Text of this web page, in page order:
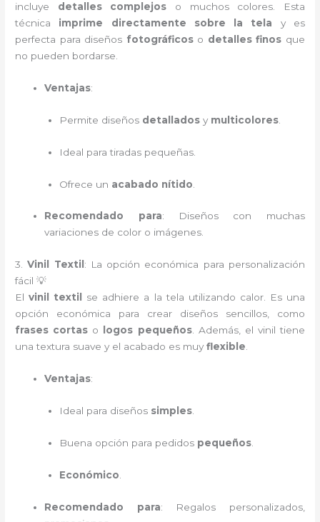
incluye detalles complejos o muchos colores. Esta
técnica imprime directamente sobre la tela y es
perfecta para diseños fotográficoso detalles finos que
no pueden bordarse.
Ventajas:
Permite diseños detalladosy multicolores.
Ideal para tiradas pequeñas.
Ofrece un acabado nítido
Recomendado para: Diseños con muchas
variaciones de color o imágenes.
3.Vinil Textil : La opción económica para personalización
fácil 💡
Elvinil textil
se adhiere a la tela utilizando calor. Es una
opción económica para crear diseños sencillos, como
frases cortas o logos pequeños. Además, el vinil tiene
una textura suave y el acabado es muyflexible.
Ventajas:
Ideal para diseños simples.
Buena opción para pedidos pequeños.
Económico
Recomendado para: Regalos personalizados,